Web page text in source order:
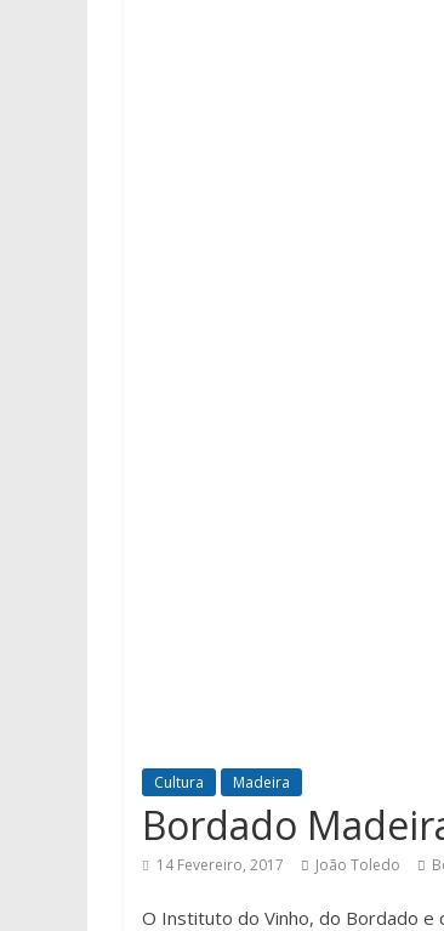
Cultura Madeira
Bordado
14 Fevereiro, 2017 João Toledo
O Instituto do Vinho, do Bordado e